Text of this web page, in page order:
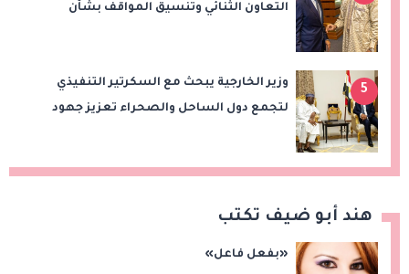
التعاون الثنائي وتنسيق المواقف بشأن
5
وزير الخارجية يبحث مع السكرتير التنفيذي
لتجمع دول الساحل والصحراء تعزيز جهود
هند أبو ضيف تكتب
«بفعل فاعل»